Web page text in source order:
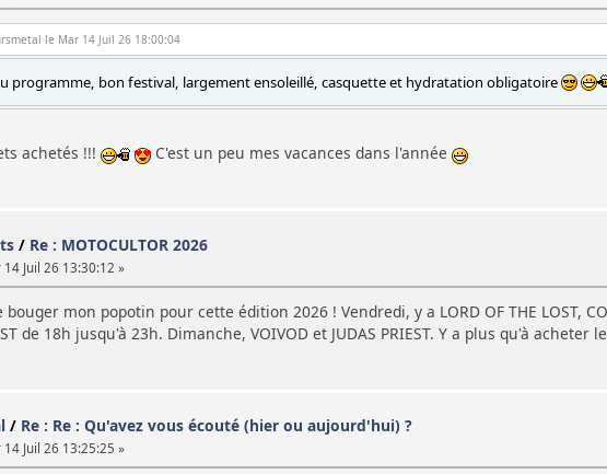
le Mar 14 Juil 26 18:00:04
programme, bon festival, largement ensoleillé, casquette et hydratation obligatoire
achetés !!! C'est un peu mes vacances dans l'année
/ Re : MOTOCULTOR 2026
Juil 26 13:30:12 »
mon popotin pour cette édition 2026 ! Vendredi, y a LORD OF THE LOST,
de 18h jusqu'à 23h. Dimanche, VOIVOD et JUDAS PRIEST. Y a plus qu'à acheter
/ Re : Re : Qu'avez vous écouté (hier ou aujourd'hui) ?
Juil 26 13:25:25 »